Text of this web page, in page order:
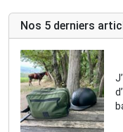
Nos 5 derniers